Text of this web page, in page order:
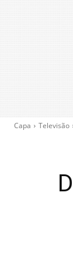
Capa Televisão